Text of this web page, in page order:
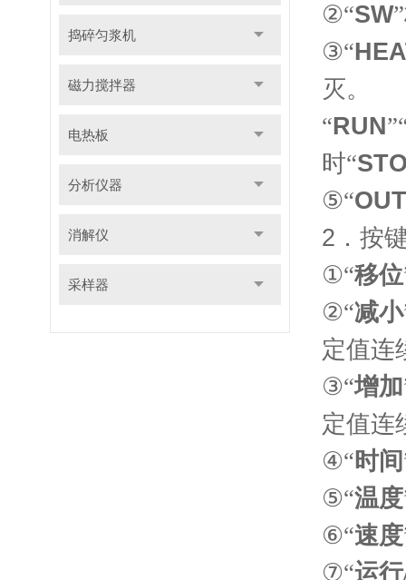
捣碎匀浆机
磁力搅拌器
电热板
分析仪器
消解仪
采样器
②“SW”
③“
灭。
“RUN
时“
⑤“OUT
2 ．按
①“移位
②“减小
定值连
③“增加
定值连
④“时间
⑤“温度
⑥“速度
⑦“运